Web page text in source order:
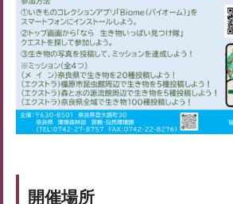
開催場所